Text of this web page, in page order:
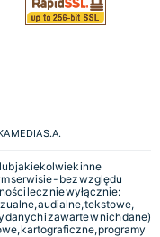
MEDIA S.A.
jakiekolwiek inne
serwisie - bez względu
lecz nie wyłącznie:
audialne, tekstowe,
danych i zawarte w nich dane)
kartograficzne, programy